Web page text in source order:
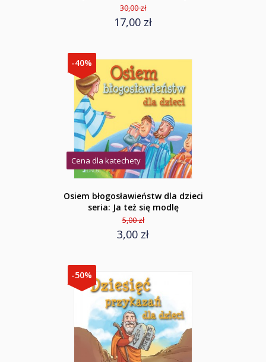
30,00 zł
17,00 zł
-40%
Cena dla katechety
Osiem błogosławieństw dla dzieci
seria: Ja też się modlę
5,00 zł
3,00 zł
-50%